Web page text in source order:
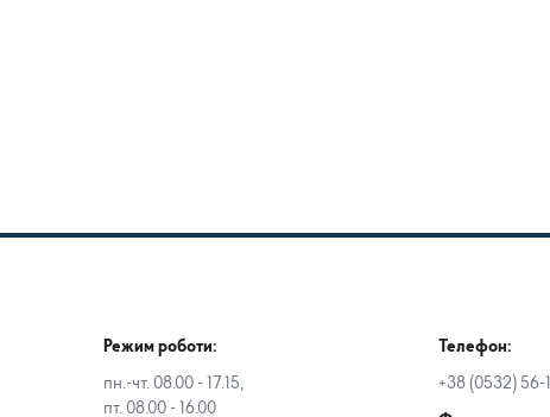
Режим роботи:
пн.-чт. 08.00 - 17.15,
пт. 08.00 - 16.00
Телефон:
+38 (0532) 56-